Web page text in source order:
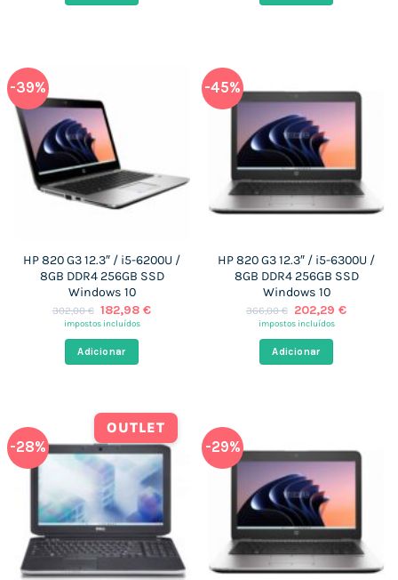
-39%
HP 820 G3 12.3″ / i5-6200U /
8GB DDR4 256GB SSD
Windows 10
302,00€ O
preço
era:
302,00 €.
182,98€O
impostos incluídos
Adicionar
-45%
HP 820 G3 12.3″ / i5-6300U /
8GB DDR4 256GB SSD
Windows 10
366,00€ O
preço
era:
366,00 €.
202,29€O
impostos incluídos
Adicionar
-28%
OUTLET
-29%